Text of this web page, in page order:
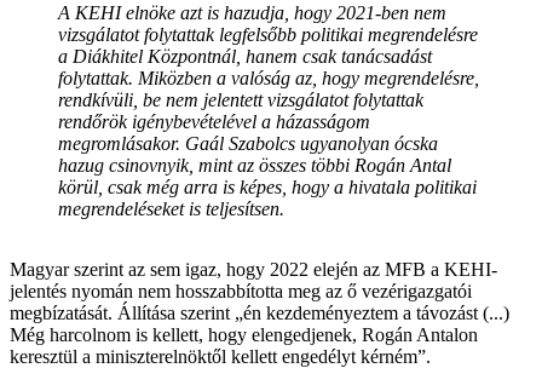
A KEHI elnöke azt is hazudja, hogy 2021-ben nem
vizsgálatot folytattak legfelsőbb politikai megrendelésre
a Diákhitel Központnál, hanem csak tanácsadást
folytattak. Miközben a valóság az, hogy megrendelésre,
rendkívüli, be nem jelentett vizsgálatot folytattak
rendőrök igénybevételével a házasságom
megromlásakor. Gaál Szabolcs ugyanolyan ócska
hazug csinovnyik, mint az összes többi Rogán Antal
körül, csak még arra is képes, hogy a hivatala politikai
megrendeléseket is teljesítsen.
Magyar szerint az sem igaz, hogy 2022 elején az MFB a KEHI-
jelentés nyomán nem hosszabbította meg az ő vezérigazgatói
megbízatását. Állítása szerint „én kezdeményeztem a távozást (...)
Még harcolnom is kellett, hogy elengedjenek, Rogán Antalon
keresztül a miniszterelnöktől kellett engedélyt kérném”.